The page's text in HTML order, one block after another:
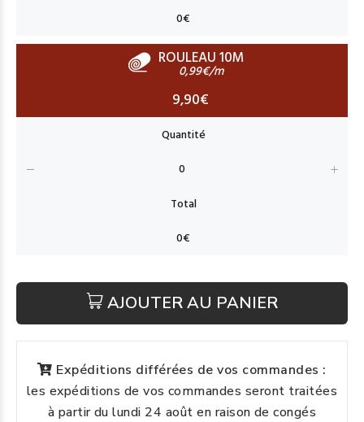
ROULEAU 10M
0,99€/m
9,90€
AJOUTER AU PANIER
Expéditions différées de vos commandes :
les expéditions de vos commandes seront traitées
à partir du lundi 24 août en raison de congés